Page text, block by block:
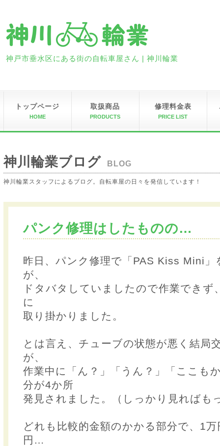
神戸市垂水区にある街の自転車屋さん | 神川輪業
トップページ
HOME
取扱商品
PRODUCTS
修理料金表
PRICE LIST
神川輪業ブログ BLOG
神川輪業スタッフによるブログ。自転車屋の日々を発信しています！
パンク修理はしたものの…
昨日、パンク修理で「PAS Kiss Mini
が、
ドタバタしていましたので作業できず
に
取り掛かりました。
とは言え、チューブの状態が悪く結局
が、
作業中に「ん？」「うん？」「ここも
分が4か所
発見されました。（しっかり見ればも
どれも比較的金額のかかる部分で、1
円…